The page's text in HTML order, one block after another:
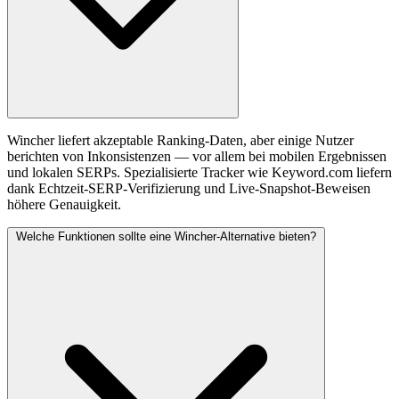
Wincher liefert akzeptable Ranking-Daten, aber einige Nutzer
berichten von Inkonsistenzen — vor allem bei mobilen Ergebnissen
und lokalen SERPs. Spezialisierte Tracker wie Keyword.com liefern
dank Echtzeit-SERP-Verifizierung und Live-Snapshot-Beweisen
höhere Genauigkeit.
Welche Funktionen sollte eine Wincher-Alternative bieten?